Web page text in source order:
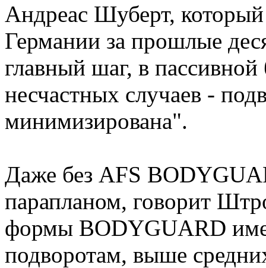
Андреас Шуберт,
Германии за прошлые
главный шаг, в
несчастных случаев -
минимизирована".
Даже без AFS
парапланом, говорит
формы BODYGUARD
подворотам, выше